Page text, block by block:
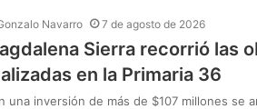
Navarro 7 de agosto de 2026
Sierra recorrió las
en la Primaria 36
una inversión de más de $107 millones se